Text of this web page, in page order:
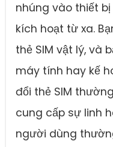
nhúng vào thiết
kích hoạt từ xa.
thẻ SIM vật lý, và
máy tính hay kế
đổi thẻ SIM
cung cấp sự linh
người dùng